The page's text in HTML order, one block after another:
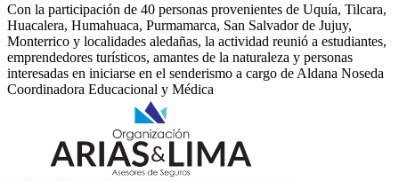
Con la participación de 40 personas provenientes de Uquía, Tilcara,
Huacalera, Humahuaca, Purmamarca, San Salvador de Jujuy,
Monterrico y localidades aledañas, la actividad reunió a estudiantes,
emprendedores turísticos, amantes de la naturaleza y personas
interesadas en iniciarse en el senderismo a cargo de Aldana Noseda
Coordinadora Educacional y Médica